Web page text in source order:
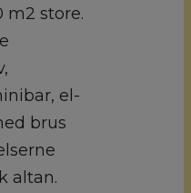
m2 store.
el-
brus
altan.